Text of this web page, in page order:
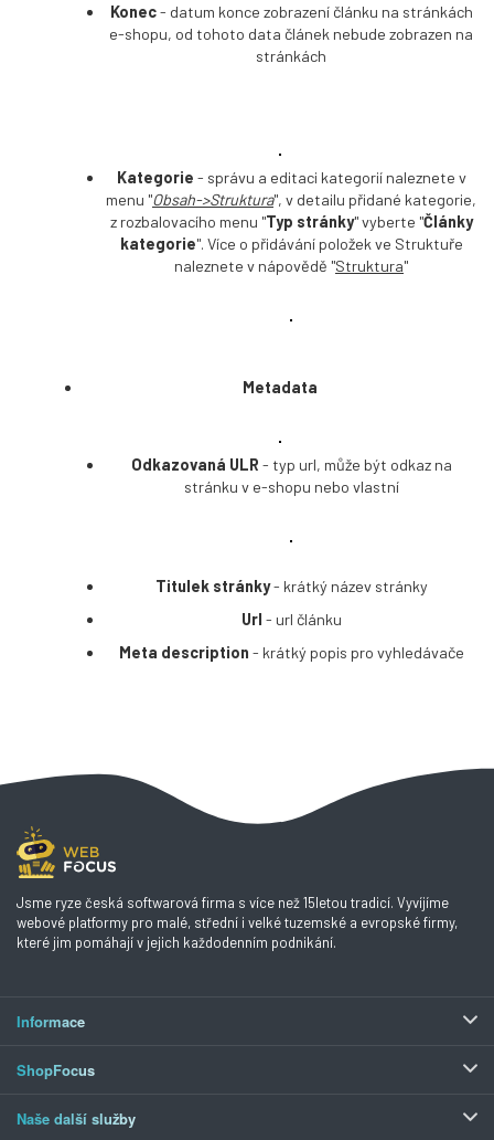
Konec - datum konce zobrazení článku na stránkách
e-shopu, od tohoto data článek nebude zobrazen na
stránkách
Kategorie - správu a editaci kategorií naleznete v
menu "Obsah->Struktura", v detailu přidané kategorie,
z rozbalovacího menu "Typ stránky" vyberte "Články
kategorie". Více o přidávání položek ve Struktuře
naleznete v nápovědě "Struktura"
Metadata
Odkazovaná ULR - typ url, může být odkaz na
stránku v e-shopu nebo vlastní
Titulek stránky- krátký název stránky
Url - url článku
Meta description - krátký popis pro vyhledávače
Jsme ryze česká softwarová firma s více než 15letou tradicí. Vyvíjíme
webové platformy pro malé, střední i velké tuzemské a evropské firmy,
které jim pomáhají v jejich každodenním podnikání.
Informace
ShopFocus
Naše další služby